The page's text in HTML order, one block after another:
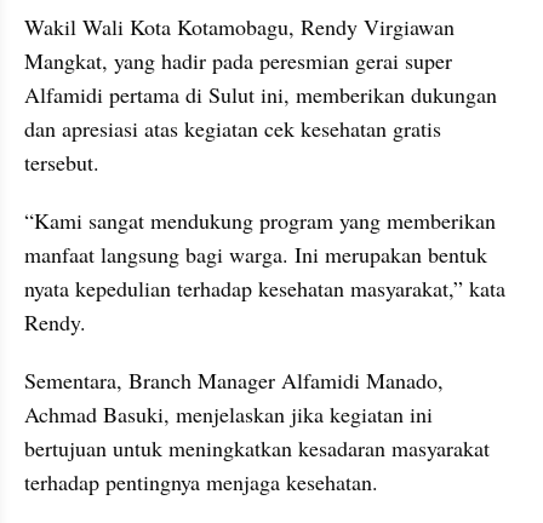
Wakil Wali Kota Kotamobagu, Rendy Virgiawan
Mangkat, yang hadir pada peresmian gerai super
Alfamidi pertama di Sulut ini, memberikan dukungan
dan apresiasi atas kegiatan cek kesehatan gratis
tersebut.
“Kami sangat mendukung program yang memberikan
manfaat langsung bagi warga. Ini merupakan bentuk
nyata kepedulian terhadap kesehatan masyarakat,” kata
Rendy.
Sementara, Branch Manager Alfamidi Manado,
Achmad Basuki, menjelaskan jika kegiatan ini
bertujuan untuk meningkatkan kesadaran masyarakat
terhadap pentingnya menjaga kesehatan.